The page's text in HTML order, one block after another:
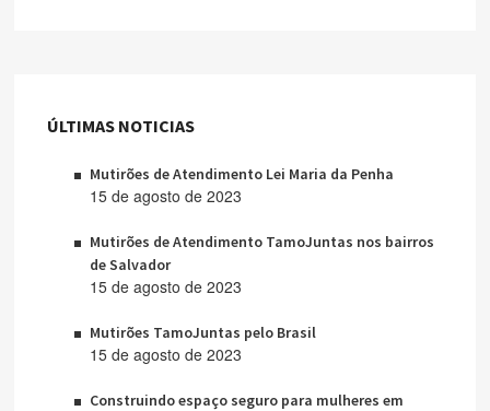
ÚLTIMAS NOTICIAS
Mutirões de Atendimento Lei Maria da Penha
15 de agosto de 2023
Mutirões de Atendimento TamoJuntas nos bairros
de Salvador
15 de agosto de 2023
Mutirões TamoJuntas pelo Brasil
15 de agosto de 2023
Construindo espaço seguro para mulheres em